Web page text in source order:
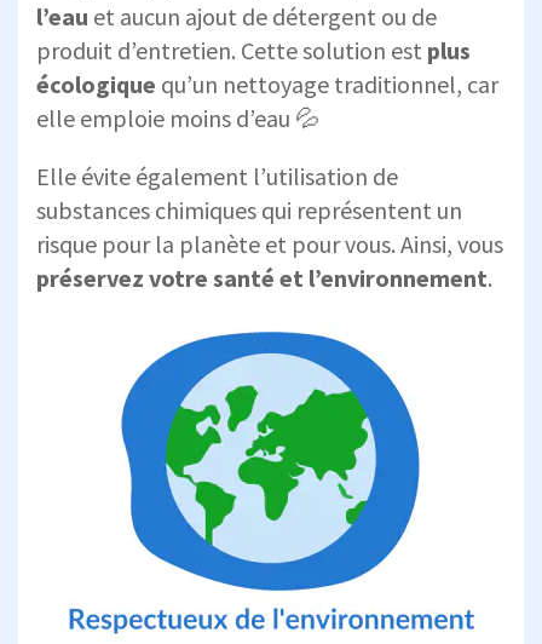
l’eau et aucun ajout de détergent ou de
produit d’entretien. Cette solution est plus
écologique qu’un nettoyage traditionnel, car
elle emploie moins d’eau 💦
Elle évite également l’utilisation de
substances chimiques qui représentent un
risque pour la planète et pour vous. Ainsi, vous
préservez votre santé et l’environnement.